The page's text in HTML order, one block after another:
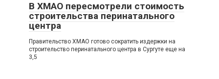
В ХМАО пересмотрели стоимость
строительства перинатального
центра
Правительство ХМАО готово сократить издержки на
строительство перинатального центра в Сургуте еще на
3,5